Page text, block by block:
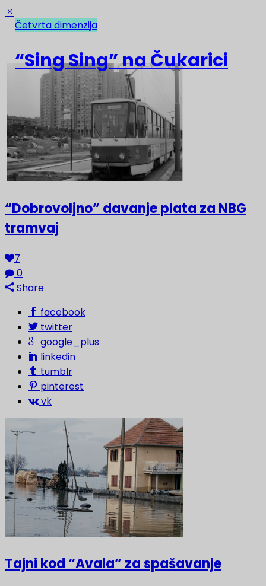
NAJNOVIJE
“Dobrovoljno” davanje plata za NBG
tramvaj
7
0
Share
facebook
twitter
google_plus
linkedin
tumblr
pinterest
vk
Tajni kod “Avala” za spašavanje
Četvrta dimenzija
“Sing Sing” na Čukarici